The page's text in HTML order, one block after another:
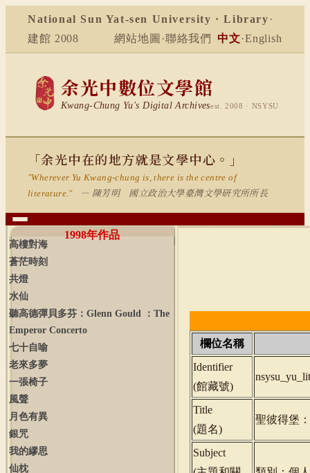
National Sun Yat-sen University · Library ·
建館 2008
網站地圖 ·聯絡我們 中文·English
余光中數位文學館
Kwang-Chung Yu's Digital Archivesest. 2008 · NSYSU
「余光中在的地方就是文學中心。」
"Wherever Yu Kwang-chung is, there is the centre of
literature."
— 陳芳明 國立政治大學臺灣文學研究所所長
1998年作品
高樓對海
蒼茫時刻
共燈
水仙
聽高德彈貝多芬： Glenn Gould ： The
Emperor Concerto
七十自喻
老來多夢
一張椅子
風聲
月色有異
銀咒
我的繆思
仙枕
欄位名稱
Identifier
(館藏號)
Title
(題名)
聖彼得堡
Subject